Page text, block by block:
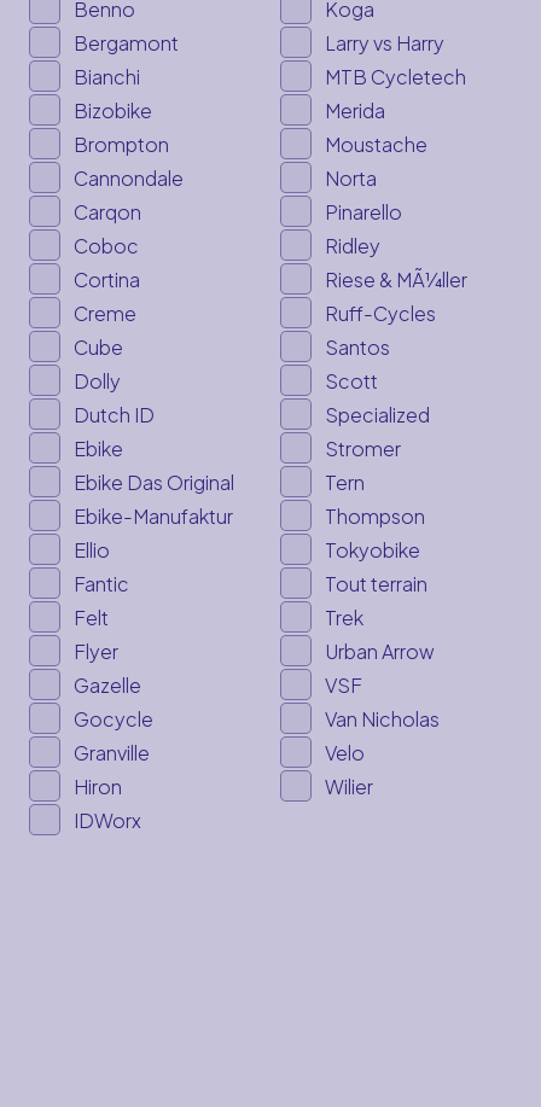
Benno
Bergamont
Bianchi
Bizobike
Brompton
Cannondale
Carqon
Coboc
Cortina
Creme
Cube
Dolly
Dutch ID
Ebike
Ebike Das Original
Ebike-Manufaktur
Ellio
Fantic
Felt
Flyer
Gazelle
Gocycle
Granville
Hiron
IDWorx
Koga
Larry vs Harry
MTB Cycletech
Merida
Moustache
Norta
Pinarello
Ridley
Riese & MÃ¼ller
Ruff-Cycles
Santos
Scott
Specialized
Stromer
Tern
Thompson
Tokyobike
Tout terrain
Trek
Urban Arrow
VSF
Van Nicholas
Velo
Wilier